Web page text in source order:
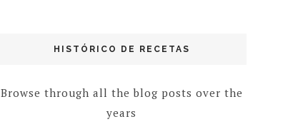
HISTÓRICO DE RECETAS
Browse through all the blog posts over the
years